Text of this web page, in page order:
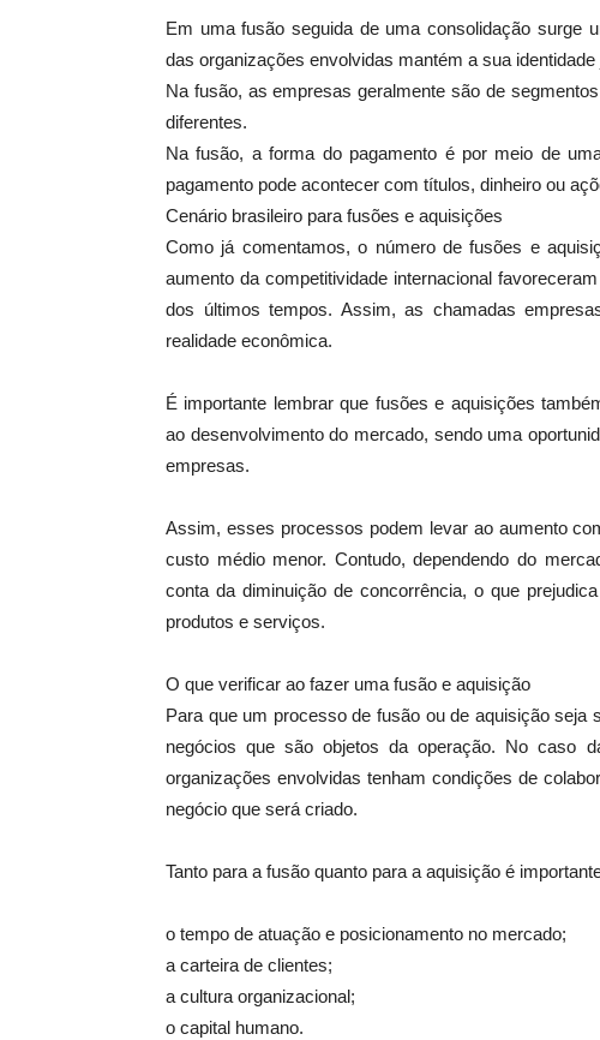
Em uma fusão seguida de uma consolidação surge
das organizações envolvidas mantém a sua identidade
Na fusão, as empresas geralmente são de
diferentes.
Na fusão, a forma do pagamento é por meio de
pagamento pode acontecer com títulos, dinheiro ou
Cenário brasileiro para fusões e aquisições
Como já comentamos, o número de fusões e
aumento da competitividade internacional
dos últimos tempos. Assim, as chamadas
realidade econômica.
É importante lembrar que fusões e aquisições
ao desenvolvimento do mercado, sendo uma
empresas.
Assim, esses processos podem levar ao aumento
custo médio menor. Contudo, dependendo do
conta da diminuição de concorrência, o que
produtos e serviços.
O que verificar ao fazer uma fusão e aquisição
Para que um processo de fusão ou de aquisição seja
negócios que são objetos da operação. No caso
organizações envolvidas tenham condições de
negócio que será criado.
Tanto para a fusão quanto para a aquisição é
o tempo de atuação e posicionamento no mercado;
a carteira de clientes;
a cultura organizacional;
o capital humano.